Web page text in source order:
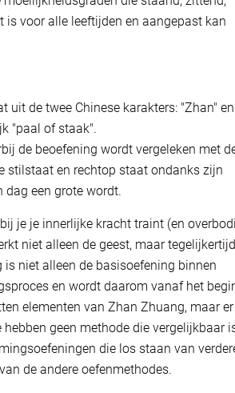
is voor alle leeftijden en aangepast kan
de twee Chinese karakters: "Zhan" en
"paal of staak".
de beoefening wordt vergeleken met
stilstaat en rechtop staat ondanks zijn
dag een grote wordt.
je je innerlijke kracht traint (en
niet alleen de geest, maar
niet alleen de basisoefening binnen
en wordt daarom vanaf het
elementen van Zhan Zhuang, maar
geen methode die vergelijkbaar
die los staan ​​van
de andere oefenmethodes.